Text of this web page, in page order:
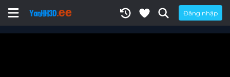
Đăng nhập